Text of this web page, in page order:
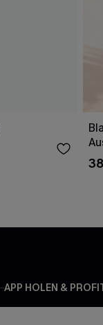
APP HOLEN &